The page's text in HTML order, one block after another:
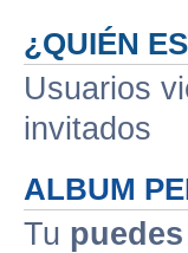
¿QUIÉN
Usuarios
invitados
ALBUM
Tu puedes